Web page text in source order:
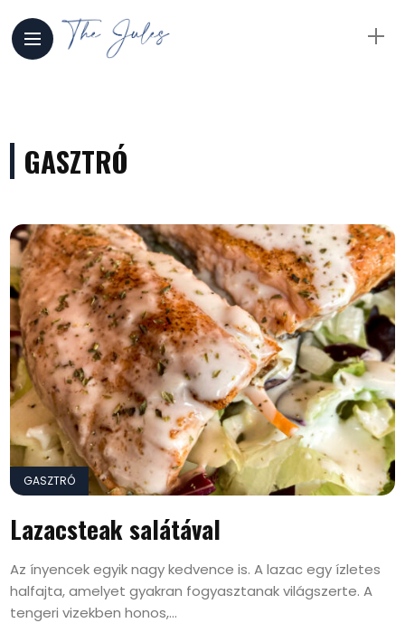
GASZTRÓ
GASZTRÓ
Lazacsteak salátával
Az ínyencek egyik nagy kedvence is. A lazac egy ízletes
halfajta, amelyet gyakran fogyasztanak világszerte. A
tengeri vizekben honos,...